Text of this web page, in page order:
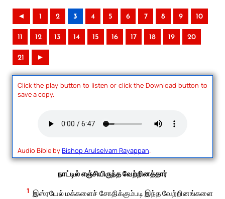
◄ 1 2 3 4 5 6 7 8 9 10
11 12 13 14 15 16 17 18 19 20
21 ►
Click the play button to listen or click the Download button to
save a copy.
Audio Bible byBishop Arulselvam Rayappan.
நாட்டில் எஞ்சியிருந்த வேற்றினத்தார்
1 இஸ்ரயேல் மக்களைச் சோதிக்கும்படி இந்த வேற்றினங்களை